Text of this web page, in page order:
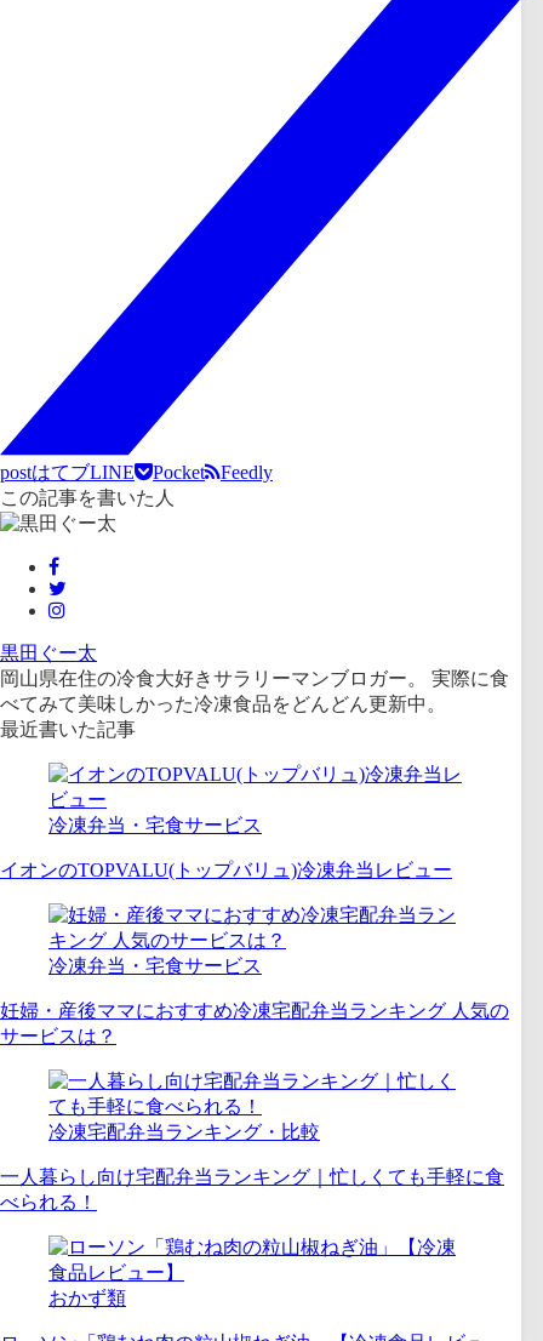
postはてブLINE Pocket
Feedly
この記事を書いた人
黒田ぐー太
岡山県在住の冷食大好きサラリーマンブロガー。 実際に食
べてみて美味しかった冷凍食品をどんどん更新中。
最近書いた記事
冷凍弁当・宅食サービス
イオンのTOPVALU(トップバリュ)冷凍弁当レビュー
冷凍弁当・宅食サービス
妊婦・産後ママにおすすめ冷凍宅配弁当ランキング 人気の
サービスは？
冷凍宅配弁当ランキング・比較
一人暮らし向け宅配弁当ランキング｜忙しくても手軽に食
べられる！
おかず類